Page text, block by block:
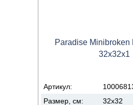
Paradise Minibroken
32x32x1
Артикул:
Размер, см:
32x32